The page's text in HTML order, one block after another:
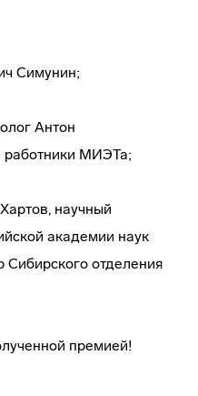
Симунин;
Антон
работники МИЭТа;
научный
академии наук
Сибирского отделения
премией!